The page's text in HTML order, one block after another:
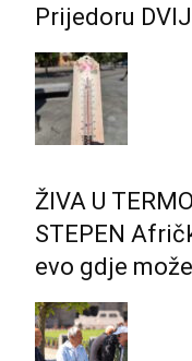
Prijedoru
ŽIVA U
STEPEN
evo gdje